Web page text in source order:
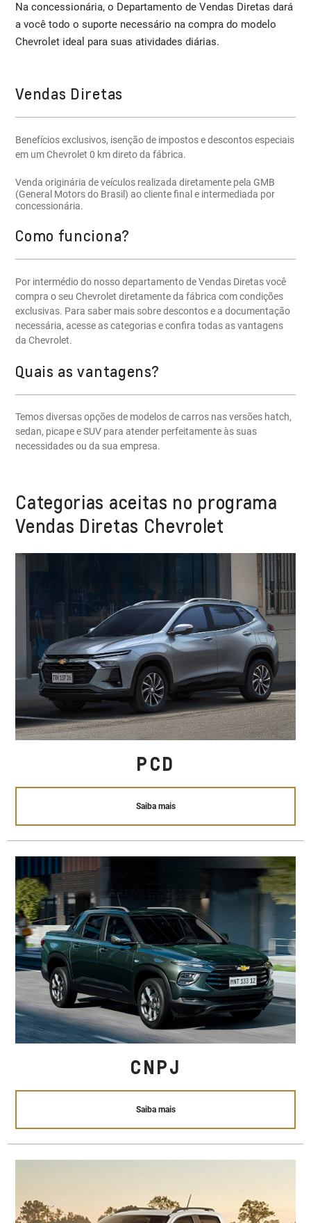
Na concessionária, o Departamento de Vendas Diretas dará
a você todo o suporte necessário na compra do modelo
Chevrolet ideal para suas atividades diárias.
Vendas Diretas
Benefícios exclusivos, isenção de impostos e descontos especiais
em um Chevrolet 0 km direto da fábrica.
Venda originária de veículos realizada diretamente pela GMB
(General Motors do Brasil) ao cliente final e intermediada por
concessionária.
Como funciona?
Por intermédio do nosso departamento de Vendas Diretas você
compra o seu Chevrolet diretamente da fábrica com condições
exclusivas. Para saber mais sobre descontos e a documentação
necessária, acesse as categorias e confira todas as vantagens
da Chevrolet.
Quais as vantagens?
Temos diversas opções de modelos de carros nas versões hatch,
sedan, picape e SUV para atender perfeitamente às suas
necessidades ou da sua empresa.
Categorias aceitas no programa
Vendas Diretas Chevrolet
PCD
Saiba mais
CNPJ
Saiba mais